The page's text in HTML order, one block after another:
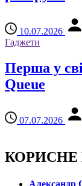
10.07.2026
Гаджети
Перша у
Queue
07.07.2026
КОРИСНЕ
Александр